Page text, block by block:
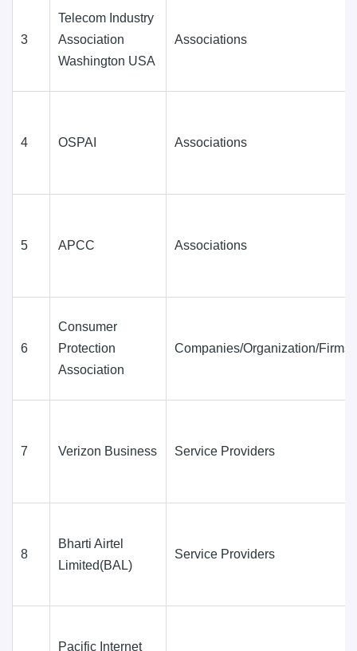
3
Telecom Industry
Association
Washington USA
Associations
4 OSPAI Associations
5 APCC Associations
6
Consumer
Protection
Association
Companies/Organization/Firms
7 Verizon Business Service Providers
8
Bharti Airtel
Limited(BAL)
Service Providers
Pacific Internet